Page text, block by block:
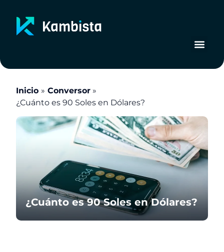
contenido
Inicio
Conversor
¿Cuánto es 90 Soles en Dólares?
¿Cuánto es 90 Soles en Dólares?